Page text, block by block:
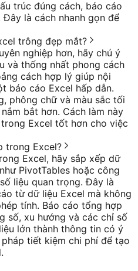
trúc đúng cách, báo cáo
là cách nhanh gọn để
trông đẹp mắt?
nghiệp hơn, hãy chú ý
và thống nhất phong cách
cách hợp lý giúp nội
báo cáo Excel hấp dẫn.
phông chữ và màu sắc tối
bắt hơn. Cách làm này
Excel tốt hơn cho việc
trong Excel?
Excel, hãy sắp xếp dữ
PivotTables hoặc công
liệu quan trọng. Đây là
từ dữ liệu Excel mà không
tính. Báo cáo tổng hợp
số, xu hướng và các chỉ số
lớn thành thông tin có ý
tiết kiệm chi phí để tạo